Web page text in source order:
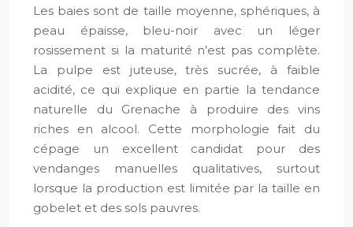
Les baies sont de taille moyenne, sphériques, à
peau épaisse, bleu-noir avec un léger
rosissement si la maturité n’est pas complète.
La pulpe est juteuse, très sucrée, à faible
acidité, ce qui explique en partie la tendance
naturelle du Grenache à produire des vins
riches en alcool. Cette morphologie fait du
cépage un excellent candidat pour des
vendanges manuelles qualitatives, surtout
lorsque la production est limitée par la taille en
gobelet et des sols pauvres.